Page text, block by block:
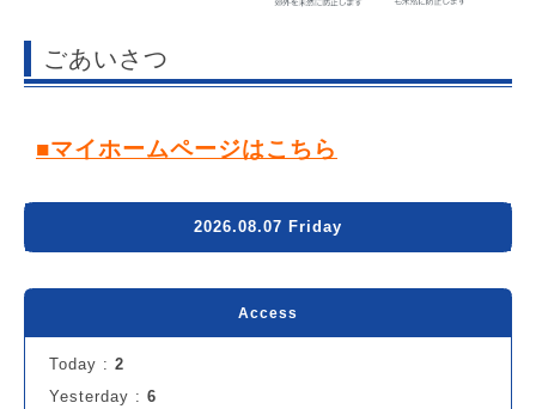
ごあいさつ
■マイホームページはこちら
2026.08.07 Friday
Access
Today : 2
Yesterday : 6